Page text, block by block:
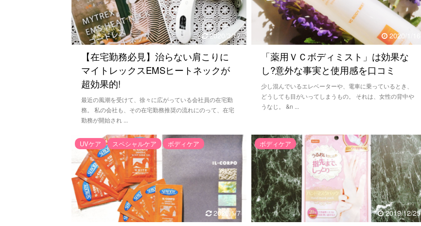
2020/3/17
【在宅勤務必見】治らない肩こりに
マイトレックスEMSヒートネックが
超効果的!
最近の風潮を受けて、徐々に広がっている会社員の在宅勤
務。 私の会社も、その在宅勤務推奨の流れにのって、在宅
勤務が開始され ...
2020/1/16
「薬用ＶＣボディミスト」は効果な
し?意外な事実と使用感を口コミ
少し混んでいるエレベーターや、電車に乗っているとき、
どうしても目がいってしまうもの。 それは、女性の背中や
うなじ。 &n ...
2020/1/7
UVケア スペシャルケア ボディケア
2019/12/25
ボディケア